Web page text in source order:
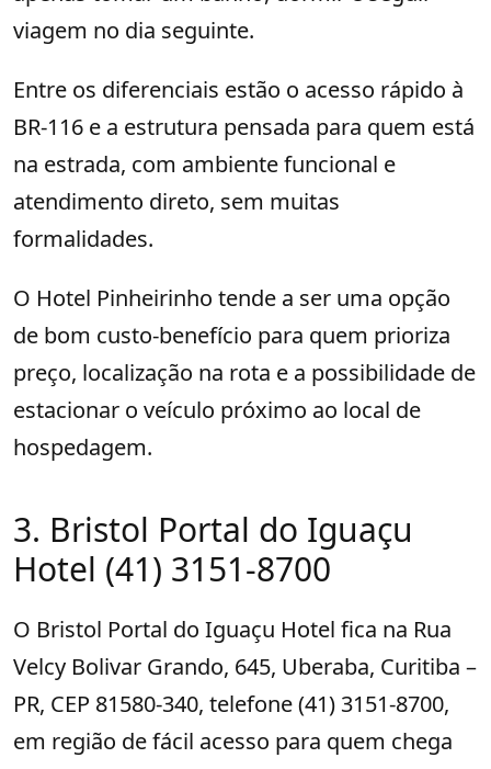
viagem no dia seguinte.
Entre os diferenciais estão o acesso rápido à
BR-116 e a estrutura pensada para quem está
na estrada, com ambiente funcional e
atendimento direto, sem muitas
formalidades.
O Hotel Pinheirinho tende a ser uma opção
de bom custo-benefício para quem prioriza
preço, localização na rota e a possibilidade de
estacionar o veículo próximo ao local de
hospedagem.
3. Bristol Portal do Iguaçu
Hotel (41) 3151-8700
O Bristol Portal do Iguaçu Hotel fica na Rua
Velcy Bolivar Grando, 645, Uberaba, Curitiba –
PR, CEP 81580-340, telefone (41) 3151-8700,
em região de fácil acesso para quem chega